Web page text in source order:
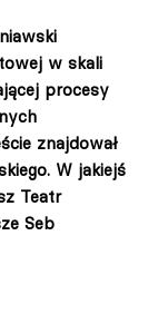
w skali
procesy
znajdował
W jakiejś
Teatr
Seb